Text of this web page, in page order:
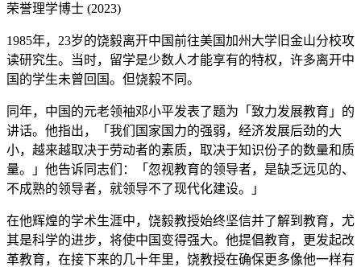
荣誉理学博士 (2023)
1985年，23岁的饶毅离开中国前往美国加州大学旧金山分校攻
读研究生。当时，留学是少数人才能享有的特权，许多离开中
国的学生未曾回国。但饶毅不同。
同年，中国的元老领袖邓小平发表了题为「致力发展教育」的
讲话。他指出，「我们国家国力的强弱，经济发展后劲的大
小，越来越取决于劳动者的素质，取决于知识份子的数量和质
量。」他告诉同志们：「忽视教育的领导者，是缺乏远见的、
不成熟的领导者，就领导不了现代化建设。」
在他辉煌的学术生涯中，饶毅教授始终坚信并了解到教育，尤
其是科学的进步，将使中国变得强大。他提倡教育，更发起改
革教育，在接下来的几十年里，饶教授在确保更多像他一样有